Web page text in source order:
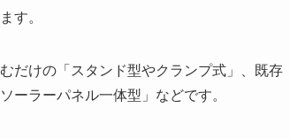
す。
だけの「スタンド型やクランプ式」、既存
ーラーパネル一体型」などです。